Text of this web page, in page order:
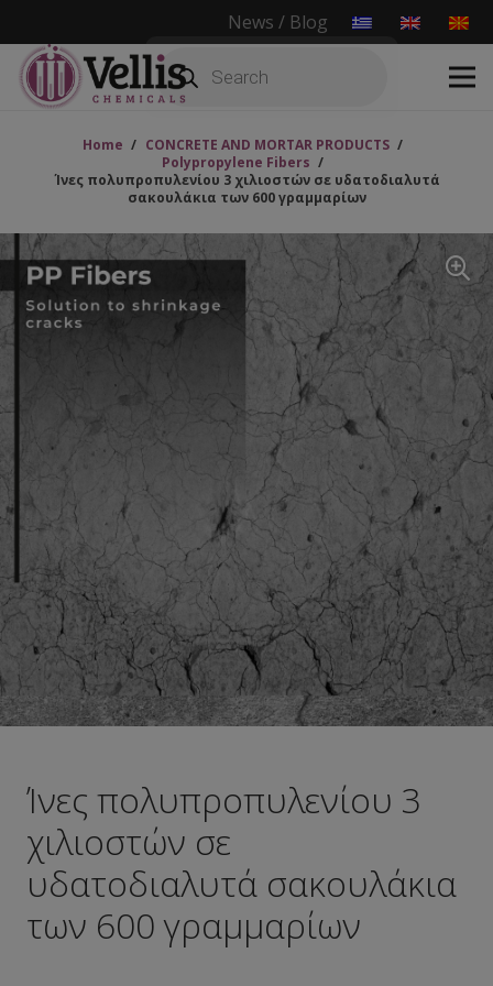
News / Blog
Products
search
Home / CONCRETE AND MORTAR PRODUCTS /
Polypropylene Fibers /
Ίνες πολυπροπυλενίου 3 χιλιοστών σε υδατοδιαλυτά
σακουλάκια των 600 γραμμαρίων
Ίνες πολυπροπυλενίου 3
χιλιοστών σε
υδατοδιαλυτά σακουλάκια
των 600 γραμμαρίων